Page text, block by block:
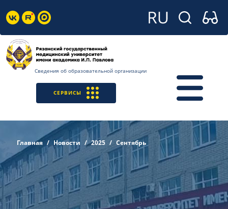
Сведения об образовательной организации
СЕРВИСЫ
Главная Новости 2025 Сентябрь